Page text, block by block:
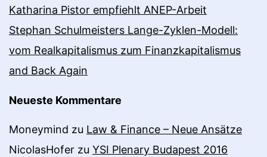
Katharina Pistor empfiehlt ANEP-Arbeit
Stephan Schulmeisters Lange-Zyklen-Modell:
vom Realkapitalismus zum Finanzkapitalismus
and Back Again
Neueste Kommentare
Moneymind zu Law & Finance – Neue Ansätze
NicolasHofer zu YSI Plenary Budapest 2016